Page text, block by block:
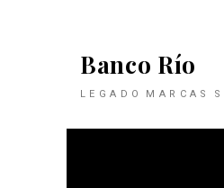
Banco Río
LEGADO MARCAS